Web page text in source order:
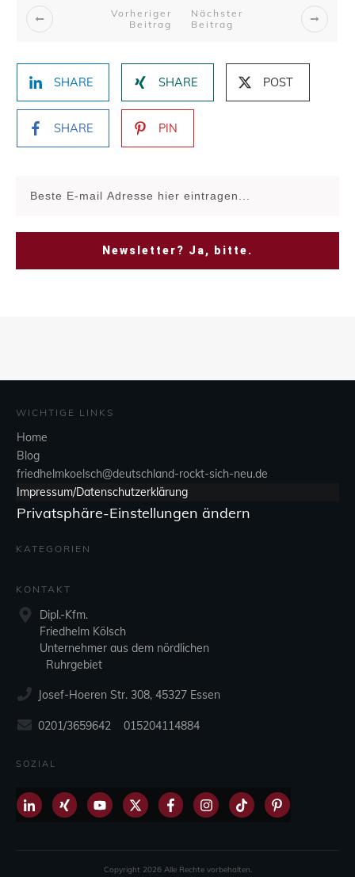
Vorheriger
Beitrag
Nächster
Beitrag
SHARE SHARE POST
SHARE PIN
Newsletter? Ja, bitte.
WICHTIGE LINKS
Home
Blog
friedhelmkoelsch@deutschland-rockt-sich-neu.de
Impressum/Datenschutzerklärung
Privatsphäre-Einstellungen ändern
KATEGORIEN
KONTAKT
Dipl.-Kfm.
Friedhelm Kölsch
Unternehmer aus dem nördlichen
Ruhrgebiet
Josef-Hoeren Str. 308, 45327 Essen
0201/3659642 015204114884
SOZIAL
Copyright 2026Alle Rechte vorbehalten.